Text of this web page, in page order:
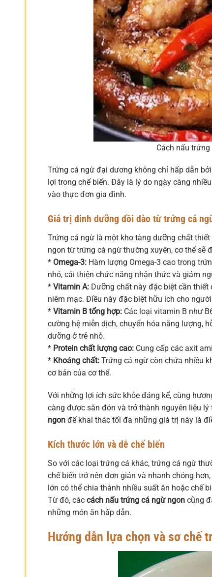
Cách nấu
Trứng cá ngừ đại dương không chỉ hấp dẫn
lợi trong chế biến. Đây là lý do ngày càng
vào thực đơn gia đình.
Giá trị dinh dưỡng dồi dào từ trứng cá
Trứng cá ngừ là một kho tàng dưỡng chất
ngon từ trứng cá ngừ thường xuyên, cơ thể sẽ
* Omega-3: Hàm lượng Omega-3 cao trong
nhỏ, cải thiện chức năng nhận thức và giảm
* Vitamin A: Dưỡng chất này đặc biệt cần
niêm mạc. Điều này đặc biệt hữu ích cho
* Vitamin B tổng hợp: Các loại vitamin B như
cường hệ miễn dịch, chuyển hóa năng lượng,
dưỡng ở trẻ nhỏ.
* Protein chất lượng cao: Cung cấp các axit
* Khoáng chất: Trứng cá ngừ còn chứa nhiều
cơ bản của cơ thể.
Với những lợi ích sức khỏe đáng kể, cùng
càng được săn đón và trở thành nguyên liệu
ngon để khai thác tối đa những giá trị này là
Kích thước lớn và dễ chế biến
So với các loại trứng cá khác, trứng cá ngừ
chế biến trở nên đơn giản và nhanh chóng
lớn có thể chia thành nhiều suất ăn hoặc chế
Từ đó, các cách nấu trứng cá ngừ ngon cũng
những món ăn hấp dẫn.
Hướng dẫn lựa chọn và sơ chế